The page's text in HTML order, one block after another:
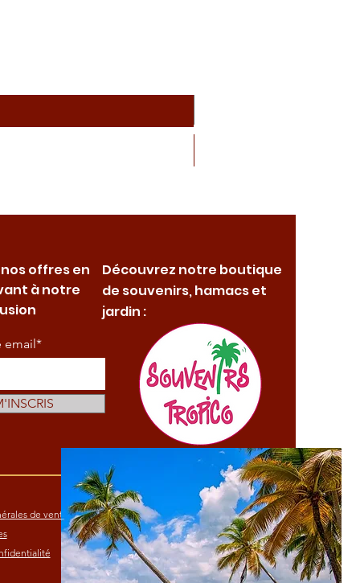
offres en
à notre
email*
de vente
Découvrez notre boutique
de souvenirs, hamacs et
jardin :